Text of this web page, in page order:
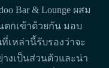
Bar & Lounge ผสม
กเข้าด้วยกัน มอบ
เหล่านี้รับรองว่าจะ
งเป็นส่วนตัวและน่า